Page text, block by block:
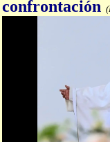
confrontación